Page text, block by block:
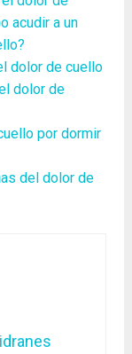
acudir a un
dolor de cuello
dolor de
por dormir
del dolor de